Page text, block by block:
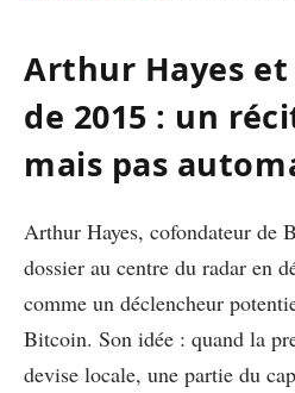
Arthur Hayes et
de 2015 : un
mais pas
Arthur Hayes, cofondateur de
dossier au centre du radar en
comme un déclencheur
Bitcoin. Son idée : quand la
devise locale, une partie du